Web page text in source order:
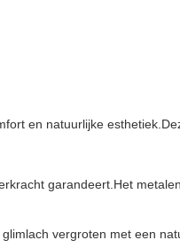
en natuurlijke
garandeert.Het
vergroten met een